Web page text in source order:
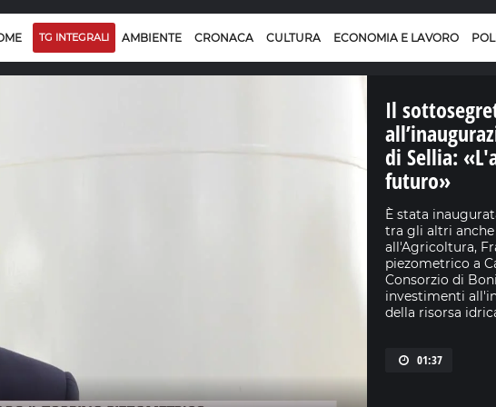
TG INTEGRALI AMBIENTE CRONACA CULTURA ECONOMIA E LAVORO
Il
di Sellia:
futuro»
È stata
tra gli altri
all'Agricoltura,
piezometrico a
Consorzio di
investimenti
della risorsa
01:37